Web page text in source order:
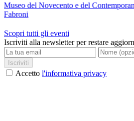
Museo del Novecento e del
Fabroni
Scopri tutti gli eventi
Iscriviti alla newsletter per restare
Iscriviti
Accetto l'informativa privacy